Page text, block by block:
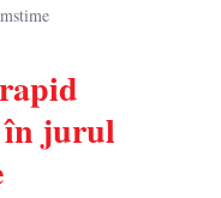
în jurul